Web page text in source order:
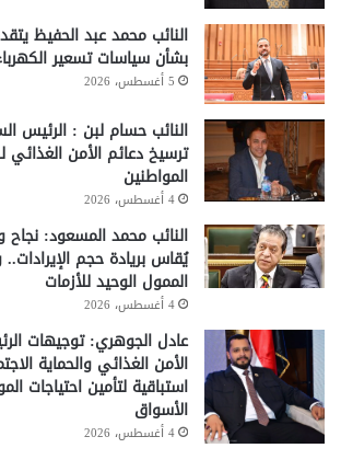
النائب محمد عبد الحفيظ
بشأن سياسات تسعير
5 أغسطس، 2026
النائب حسام لبن : الرئيس
ترسيخ دعائم الأمن الغذائي
المواطنين
4 أغسطس، 2026
النائب محمد المسعود: نجاح
يُقاس بريادة حجم
الممول الوحيد للأزمات
4 أغسطس، 2026
عادل الجوهري: توجيهات
الأمن الغذائي والحماية
استباقية لتأمين احتياجات
الأسواق
4 أغسطس، 2026